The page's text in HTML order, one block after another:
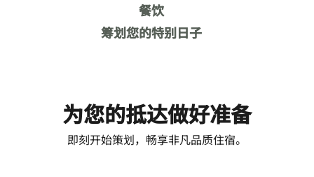
餐饮
筹划您的特别日子
为您的抵达做好准备
即刻开始策划，畅享非凡品质住宿。